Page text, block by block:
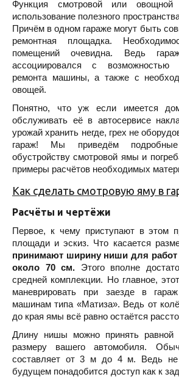
Функция смотровой или овощной
использование полезного
Причём в одном гараже могут быть
ремонтная площадка.
помещений очевидна. Ведь
ассоциировался с возможностью
ремонта машины, а также с
овощей.
Понятно, что уж если имеется
обслуживать её в автосервисе
урожай хранить негде, грех не
гараж! Мы приведём
обустройству смотровой ямы и
примеры расчётов необходимых
Как сделать смотровую яму в
Расчёты и чертёжи
Первое, к чему приступают в этом
площади и эскиз. Что касается
принимают ширину ниши для
около 70 см. Этого вполне
средней комплекции. Но главное,
маневрировать при заезде в
машинам типа «Матиза». Ведь от
до края ямы всё равно остаётся
Длину нишы можно принять равной
размеру вашего автомобиля.
составляет от 3 м до 4 м. Ведь не
будущем понадобится доступ как к